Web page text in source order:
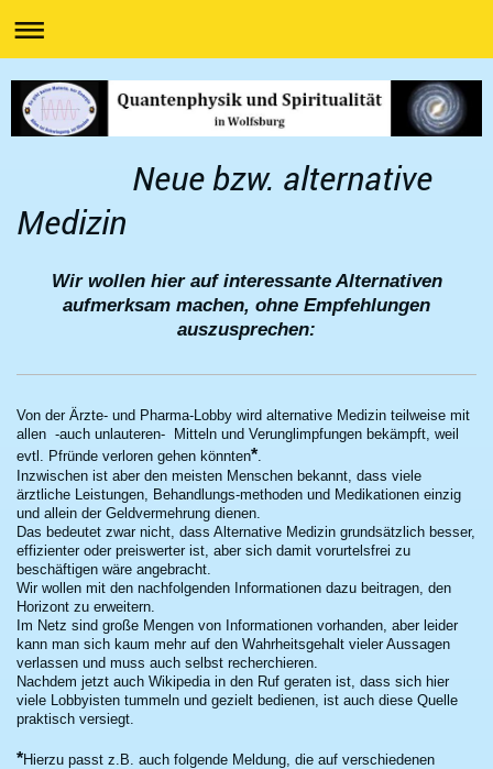
Neue bzw. alternative
Medizin
Wir wollen hier auf interessante Alternativen
aufmerksam machen, ohne Empfehlungen
auszusprechen:
Von der Ärzte- und Pharma-Lobby wird alternative Medizin teilweise mit
allen -auch unlauteren- Mitteln und Verunglimpfungen bekämpft, weil
evtl. Pfründe verloren gehen könnten*
Inzwischen ist aber den meisten Menschen bekannt, dass viele
ärztliche Leistungen, Behandlungs-methoden und Medikationen einzig
und allein der Geldvermehrung dienen.
Das bedeutet zwar nicht, dass Alternative Medizin grundsätzlich besser,
effizienter oder preiswerter ist, aber sich damit vorurtelsfrei zu
beschäftigen wäre angebracht.
Wir wollen mit den nachfolgenden Informationen dazu beitragen, den
Horizont zu erweitern.
Im Netz sind große Mengen von Informationen vorhanden, aber leider
kann man sich kaum mehr auf den Wahrheitsgehalt vieler Aussagen
verlassen und muss auch selbst recherchieren.
Nachdem jetzt auch Wikipedia in den Ruf geraten ist, dass sich hier
viele Lobbyisten tummeln und gezielt bedienen, ist auch diese Quelle
praktisch versiegt.
*Hierzu passt z.B. auch folgende Meldung, die auf verschiedenen